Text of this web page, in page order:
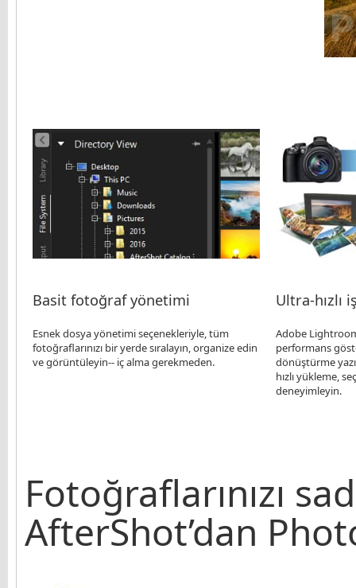
Basit fotoğraf yönetimi
Esnek dosya yönetimi seçenekleriyle, tüm
fotoğraflarınızı bir yerde sıralayın, organize edin
ve görüntüleyin-- iç alma gerekmeden.
Ultra-hızlı
Adobe
performans
dönüştürme
hızlı yükleme,
deneyimleyin.
Fotoğraflarınızı
AfterShot’dan